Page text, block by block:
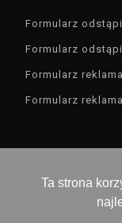
Formularz
Formularz
Formularz
Formularz
Devisioner
Ta strona